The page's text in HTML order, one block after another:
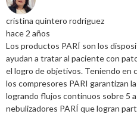
cristina quintero rodriguez
hace 2 años
Los productos PARÍ son los
ayudan a tratar al paciente con
el logro de objetivos. Teniendo en
los compresores PARI garantizan
logrando flujos continuos sobre 5
nebulizadores PARÍ que logran